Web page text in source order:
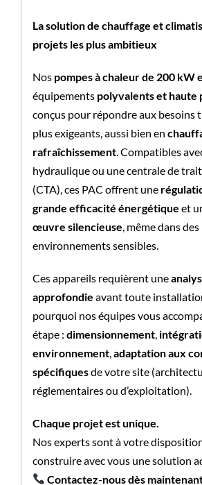
La solution de chauffage et
projets les plus ambitieux
Nos pompes à chaleur de 200 kW
équipements polyvalents et haute
conçus pour répondre aux besoins
plus exigeants, aussi bien en
rafraîchissement. Compatibles
hydraulique ou une centrale de
(CTA), ces PAC offrent une
grande efficacité énergétique et
œuvre silencieuse , même dans des
environnements sensibles.
Ces appareils requièrent une
approfondie avant toute
pourquoi nos équipes vous
étape : dimensionnement,
environnement, adaptation aux
spécifiquesde votre site
réglementaires ou d’exploitation).
Chaque projet est unique.
Nos experts sont à votre
construire avec vous une solution
Contactez-nous dès